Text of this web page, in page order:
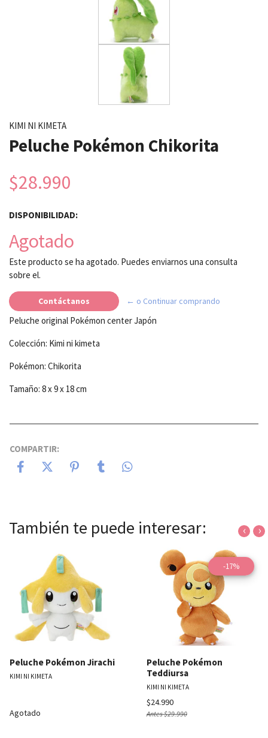
KIMI NI KIMETA
Peluche Pokémon Chikorita
$28.990
DISPONIBILIDAD:
Agotado
Este producto se ha agotado. Puedes enviarnos una consulta
sobre el.
Contáctanos ← o Continuar comprando
Peluche original Pokémon center Japón
Colección: Kimi ni kimeta
Pokémon: Chikorita
Tamaño: 8 x 9 x 18 cm
COMPARTIR:
También te puede interesar:
Peluche Pokémon Jirachi
KIMI NI KIMETA
Agotado
-17%
Peluche Pokémon
Teddiursa
KIMI NI KIMETA
$24.990
Antes$29.990
‹ ›